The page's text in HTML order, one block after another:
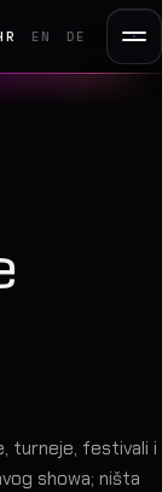
EN DE
turneje, festivali i
showa; ništa